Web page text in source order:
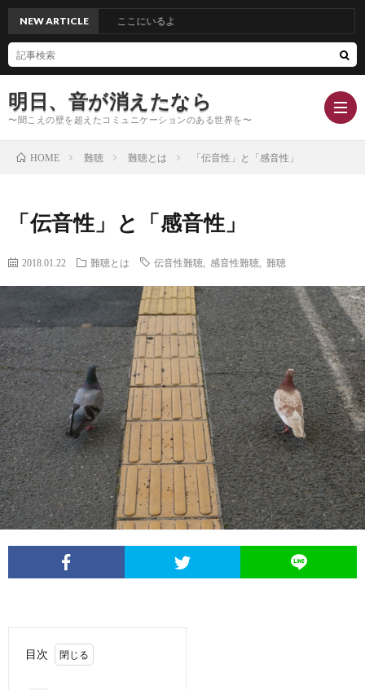
明日、音が消えたなら
〜聞こえの壁を超えたコミュニケーションのある世界を〜
Blog
NEW ARTICLE ここにいるよ
HOME 難聴 難聴とは 「伝音性」と「感音性」
「伝音性」と「感音性」
2018.01.22 難聴とは 伝音性難聴 感音性難聴 難聴
目次